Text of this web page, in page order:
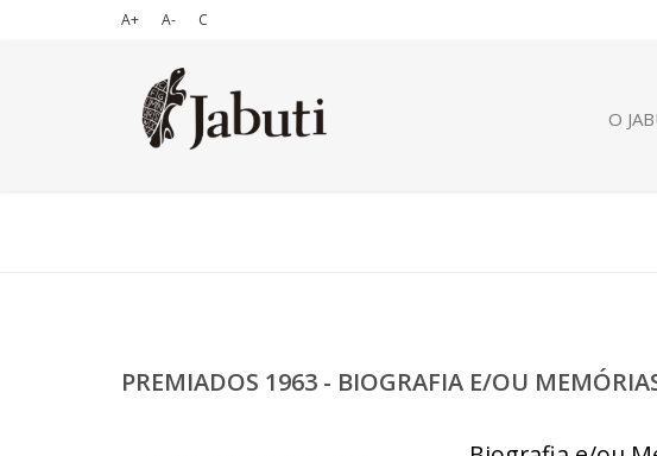
A+ A- C
O
PREMIADOS 1963 - BIOGRAFIA E/OU